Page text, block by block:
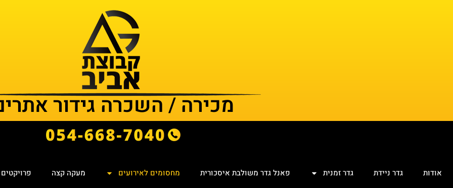
מכירה / השכרה גידור
אודות גדר ניידת גדר זמנית פאנל גדר משולבת איסכורית מחסומים לאירועים מעקה קצה פרויקטים